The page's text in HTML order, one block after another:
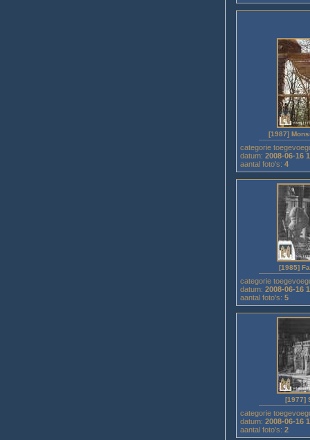
[1987]
categorie
datum: 2008-06-16
aantal foto's: 4
[1985]
categorie
datum: 2008-06-16
aantal foto's: 5
[1977]
categorie
datum: 2008-06-16
aantal foto's: 2